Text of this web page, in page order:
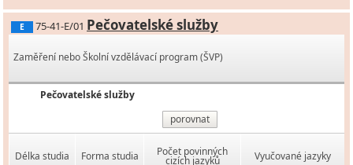
E 75-41-E/01 Pečovatelské služby
Zaměření nebo Školní vzdělávací program (ŠVP)
Pečovatelské služby
porovnat
Délka studia Forma studia Počet povinných
cizích jazyků Vyučované jazyky